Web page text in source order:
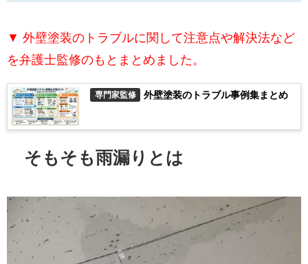
▼ 外壁塗装のトラブルに関して注意点や解決法など
を弁護士監修のもとまとめました。
専門家監修 外壁塗装のトラブル事例集まとめ
そもそも雨漏りとは